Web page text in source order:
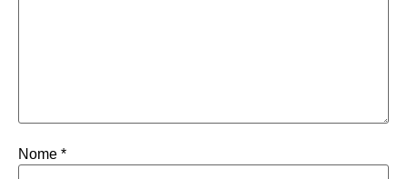
Nome *